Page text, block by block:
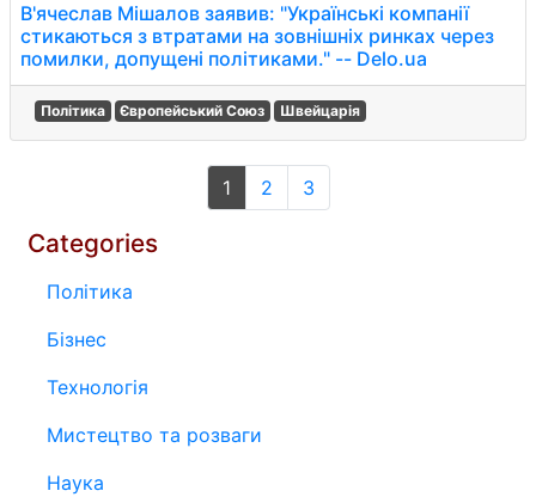
В'ячеслав Мішалов заявив: "Українські компанії
стикаються з втратами на зовнішніх ринках через
помилки, допущені політиками." -- Delo.ua
Політика Європейський Союз Швейцарія
1 2 3
Categories
Політика
Бізнес
Технологія
Мистецтво та розваги
Наука